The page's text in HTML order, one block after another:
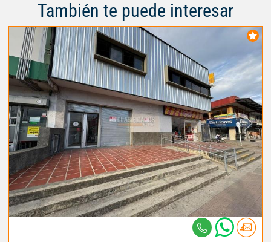
También te puede interesar